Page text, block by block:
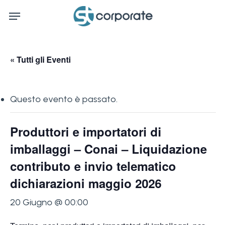
Menu
« Tutti gli Eventi
Questo evento è passato.
Produttori e importatori di
imballaggi – Conai – Liquidazione
contributo e invio telematico
dichiarazioni maggio 2026
20 Giugno @ 00:00